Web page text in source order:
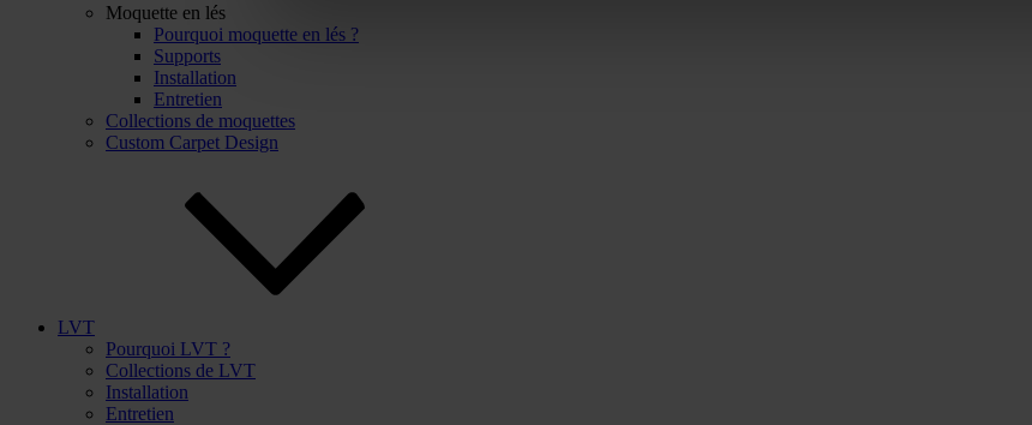
Moquette en lés
Pourquoi moquette en lés ?
Supports
Installation
Entretien
Collections de moquettes
Custom Carpet Design
LVT
Pourquoi LVT ?
Collections de LVT
Installation
Entretien